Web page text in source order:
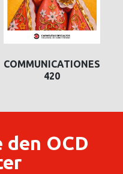
COMMUNICATIONES
420
OCD